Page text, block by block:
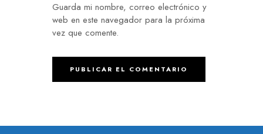
Guarda mi nombre, correo electrónico y
web en este navegador para la próxima
vez que comente.